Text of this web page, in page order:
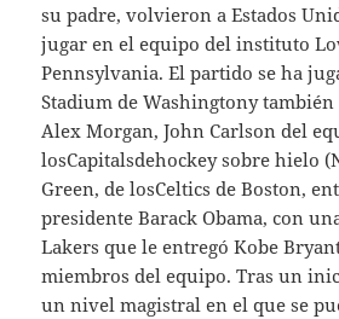
su padre, volvieron a Estados
jugar en el equipo del instituto
Pennsylvania. El partido se ha
Stadium de Washingtony
Alex Morgan, John Carlson del
losCapitalsdehockey sobre hielo
Green, de losCeltics de Boston,
presidente Barack Obama, con
Lakers que le entregó Kobe
miembros del equipo. Tras un
un nivel magistral en el que se